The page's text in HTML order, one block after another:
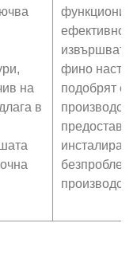
на
в
извършват
фино
подобрят